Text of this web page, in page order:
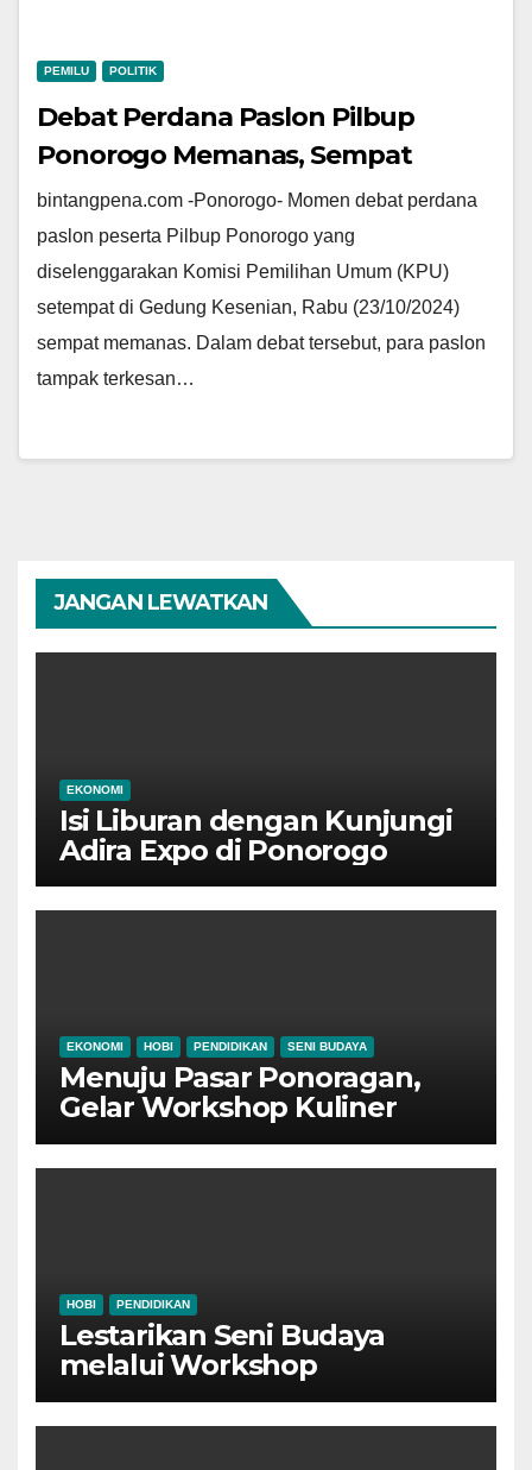
PEMILU POLITIK
Debat Perdana Paslon Pilbup
Ponorogo Memanas, Sempat
Diwarnai Penolakan Jabat Tangan
Paslon 01
bintangpena.com -Ponorogo- Momen debat perdana
paslon peserta Pilbup Ponorogo yang
diselenggarakan Komisi Pemilihan Umum (KPU)
setempat di Gedung Kesenian, Rabu (23/10/2024)
sempat memanas. Dalam debat tersebut, para paslon
tampak terkesan…
JANGAN LEWATKAN
EKONOMI
Isi Liburan dengan Kunjungi
Adira Expo di Ponorogo
EKONOMI HOBI PENDIDIKAN SENI BUDAYA
Menuju Pasar Ponoragan,
Gelar Workshop Kuliner
Tradisional Ponorogo
HOBI PENDIDIKAN
Lestarikan Seni Budaya
melalui Workshop
Pertunjukan Tari Tradisional
Ponorogo